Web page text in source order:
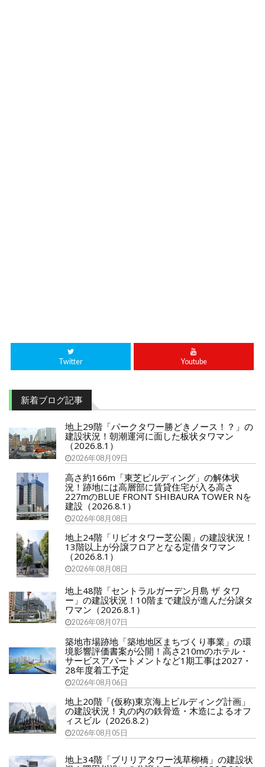
Twitter Youtube
新着ブログ記事
地上29階「パークタワー勝どきノース！？」の
建設状況！朝潮運河に面した板状タワマン
（2026.8.1）
2026年08月09日
高さ約166m「東芝ビルディング」の解体状
況！跡地には高層部に賃貸住宅が入る高さ
227mのBLUE FRONT SHIBAURA TOWER Nを
建設（2026.8.1）
2026年08月08日
地上24階「リビオタワー芝公園」の建設状況！
13階以上が分譲フロアとなる定借タワマン
（2026.8.1）
2026年08月08日
地上48階「セントラルガーデン月島 ザ タワ
ー」の建設状況！10階まで建設が進んだ分譲タ
ワマン（2026.8.1）
2026年08月07日
築地市場跡地「築地地区まちづくり事業」の環
境影響評価書案が公開！高さ210mのホテル・
サービスアパートメントなど1期工事は2027・
28年度着工予定
2026年08月06日
地上20階「(仮称)東京海上ビルディング計画」
の建設状況！丸の内の鉄骨造・木造によるオフ
ィスビル（2026.8.2）
2026年08月05日
地上34階「ブリリアタワー浅草柳橋」の建設状